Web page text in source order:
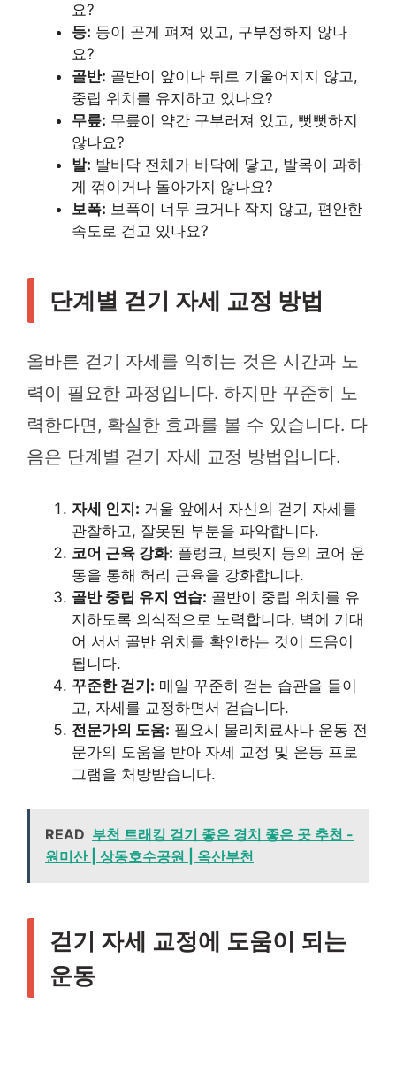
요?
등: 등이 곧게 펴져 있고, 구부정하지 않나
요?
골반: 골반이 앞이나 뒤로 기울어지지 않고,
중립 위치를 유지하고 있나요?
무릎: 무릎이 약간 구부러져 있고, 뻣뻣하지
않나요?
발: 발바닥 전체가 바닥에 닿고, 발목이 과하
게 꺾이거나 돌아가지 않나요?
보폭: 보폭이 너무 크거나 작지 않고, 편안한
속도로 걷고 있나요?
단계별 걷기 자세 교정 방법
올바른 걷기 자세를 익히는 것은 시간과 노
력이 필요한 과정입니다. 하지만 꾸준히 노
력한다면, 확실한 효과를 볼 수 있습니다. 다
음은 단계별 걷기 자세 교정 방법입니다.
자세 인지: 거울 앞에서 자신의 걷기 자세를
관찰하고, 잘못된 부분을 파악합니다.
코어 근육 강화: 플랭크, 브릿지 등의 코어 운
동을 통해 허리 근육을 강화합니다.
골반 중립 유지 연습: 골반이 중립 위치를 유
지하도록 의식적으로 노력합니다. 벽에 기대
어 서서 골반 위치를 확인하는 것이 도움이
됩니다.
꾸준한 걷기: 매일 꾸준히 걷는 습관을 들이
고, 자세를 교정하면서 걷습니다.
전문가의 도움: 필요시 물리치료사나 운동 전
문가의 도움을 받아 자세 교정 및 운동 프로
그램을 처방받습니다.
READ 부천 트래킹 걷기 좋은 경치 좋은 곳 추천 -
원미산 | 상동호수공원 | 옥산부천
걷기 자세 교정에 도움이 되는
운동